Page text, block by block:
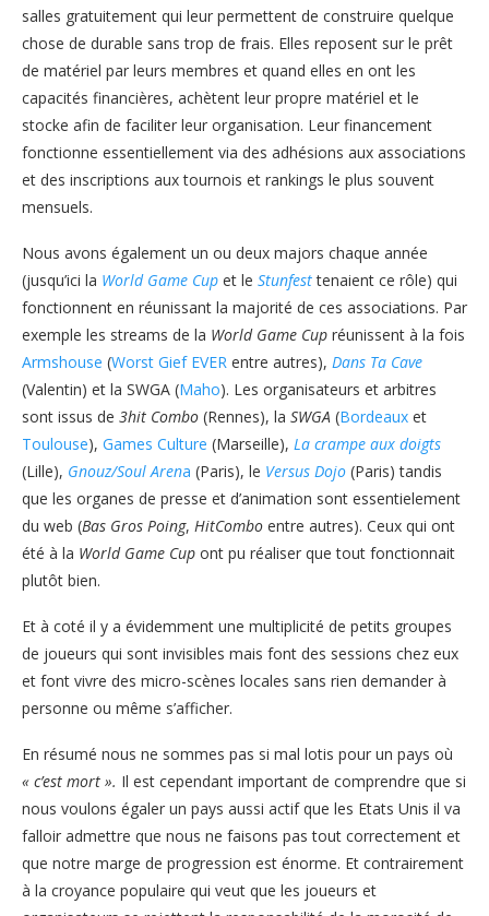
salles gratuitement qui leur permettent de construire quelque
chose de durable sans trop de frais. Elles reposent sur le prêt
de matériel par leurs membres et quand elles en ont les
capacités financières, achètent leur propre matériel et le
stocke afin de faciliter leur organisation. Leur financement
fonctionne essentiellement via des adhésions aux associations
et des inscriptions aux tournois et rankings le plus souvent
mensuels.
Nous avons également un ou deux majors chaque année
(jusqu’ici la World Game Cup et le Stunfesttenaient ce rôle) qui
fonctionnent en réunissant la majorité de ces associations. Par
exemple les streams de la World Game Cup réunissent à la fois
Armshouse (Worst Gief EVER entre autres), Dans Ta Cave
(Valentin) et la SWGA (Maho). Les organisateurs et arbitres
sont issus de 3hit Combo (Rennes), la SWGA (Bordeaux et
Toulouse), Games Culture (Marseille), La crampe aux doigts
(Lille), Gnouz/Soul Arena (Paris), le Versus Dojo (Paris) tandis
que les organes de presse et d’animation sont essentielement
du web (Bas Gros Poing, HitCombo entre autres). Ceux qui ont
été à la World Game Cup ont pu réaliser que tout fonctionnait
plutôt bien.
Et à coté il y a évidemment une multiplicité de petits groupes
de joueurs qui sont invisibles mais font des sessions chez eux
et font vivre des micro-scènes locales sans rien demander à
personne ou même s’afficher.
En résumé nous ne sommes pas si mal lotis pour un pays où
« c’est mort ». Il est cependant important de comprendre que si
nous voulons égaler un pays aussi actif que les Etats Unis il va
falloir admettre que nous ne faisons pas tout correctement et
que notre marge de progression est énorme. Et contrairement
à la croyance populaire qui veut que les joueurs et